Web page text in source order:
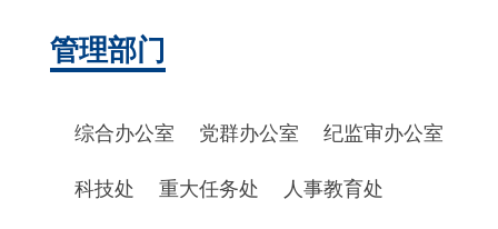
管理部门
综合办公室 党群办公室 纪监审办公室
科技处 重大任务处 人事教育处